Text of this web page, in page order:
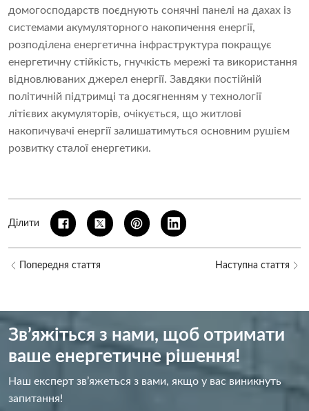
домогосподарств поєднують сонячні панелі на дахах із
системами акумуляторного накопичення енергії,
розподілена енергетична інфраструктура покращує
енергетичну стійкість, гнучкість мережі та використання
відновлюваних джерел енергії. Завдяки постійній
політичній підтримці та досягненням у технології
літієвих акумуляторів, очікується, що житлові
накопичувачі енергії залишатимуться основним рушієм
розвитку сталої енергетики.
Ділити
Попередня стаття Наступна стаття
Зв’яжіться з нами, щоб отримати
ваше енергетичне рішення!
Наш експерт зв’яжеться з вами, якщо у вас виникнуть
запитання!